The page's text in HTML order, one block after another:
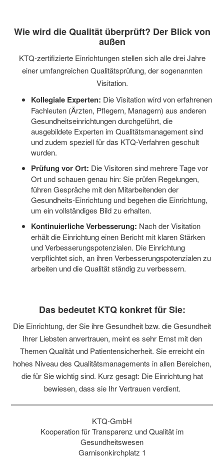
Wie wird die Qualität überprüft? Der Blick von
außen
KTQ-zertifizierte Einrichtungen stellen sich alle drei Jahre
einer umfangreichen Qualitätsprüfung, der sogenannten
Visitation.
Kollegiale Experten: Die Visitation wird von erfahrenen
Fachleuten (Ärzten, Pflegern, Managern) aus anderen
Gesundheitseinrichtungen durchgeführt, die
ausgebildete Experten im Qualitätsmanagement sind
und zudem speziell für das KTQ-Verfahren geschult
wurden.
Prüfung vor Ort: Die Visitoren sind mehrere Tage vor
Ort und schauen genau hin: Sie prüfen Regelungen,
führen Gespräche mit den Mitarbeitenden der
Gesundheits-Einrichtung und begehen die Einrichtung,
um ein vollständiges Bild zu erhalten.
Kontinuierliche Verbesserung: Nach der Visitation
erhält die Einrichtung einen Bericht mit klaren Stärken
und Verbesserungspotenzialen. Die Einrichtung
verpflichtet sich, an ihren Verbesserungspotenzialen zu
arbeiten und die Qualität ständig zu verbessern.
Das bedeutet KTQ konkret für Sie:
Die Einrichtung, der Sie ihre Gesundheit bzw. die Gesundheit
Ihrer Liebsten anvertrauen, meint es sehr Ernst mit den
Themen Qualität und Patientensicherheit. Sie erreicht ein
hohes Niveau des Qualitätsmanagements in allen Bereichen,
die für Sie wichtig sind. Kurz gesagt: Die Einrichtung hat
bewiesen, dass sie Ihr Vertrauen verdient.
KTQ-GmbH
Kooperation für Transparenz und Qualität im
Gesundheitswesen
Garnisonkirchplatz 1